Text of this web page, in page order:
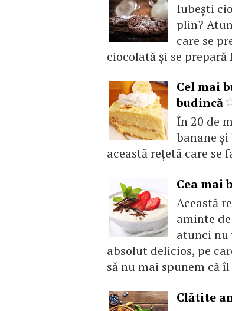
Iubești
plin?
care se
ciocolată și se
Cel mai
budincă
În 20 de
banane
această rețetă care se
Cea mai
Această
aminte
atunci nu
absolut delicios, pe
să nu mai spunem că
Clătite